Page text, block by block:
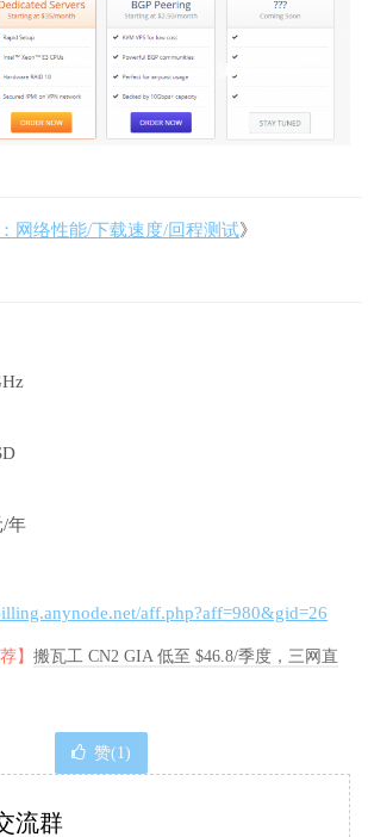
网络性能/下载速度/回程测试》
/年
aff.php?aff=980&gid=26
】 搬瓦工 CN2 GIA 低至 $46.8/季度，三网直
赞(1 )
流群